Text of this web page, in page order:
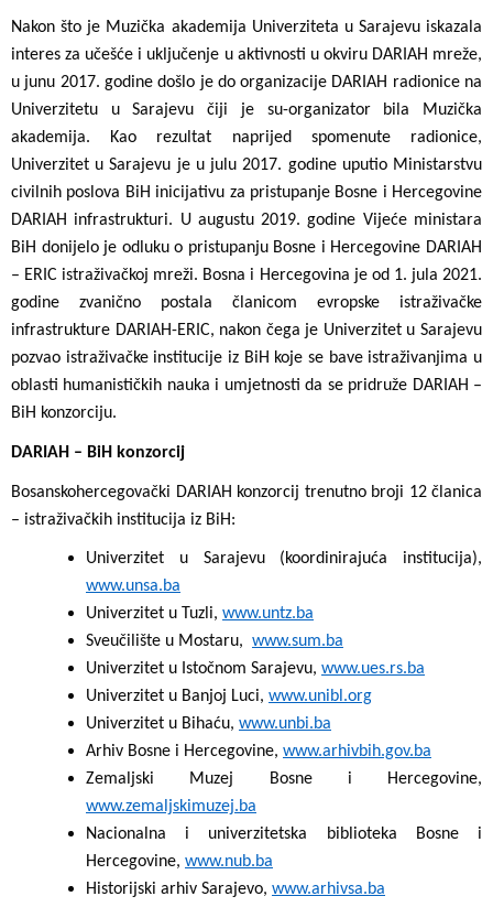
Nakon što je Muzička akademija Univerziteta u Sarajevu iskazala
interes za učešće i uključenje u aktivnosti u okviru DARIAH mreže,
u junu 2017. godine došlo je do organizacije DARIAH radionice na
Univerzitetu u Sarajevu čiji je su-organizator bila Muzička
akademija. Kao rezultat naprijed spomenute radionice,
Univerzitet u Sarajevu je u julu 2017. godine uputio Ministarstvu
civilnih poslova BiH inicijativu za pristupanje Bosne i Hercegovine
DARIAH infrastrukturi. U augustu 2019. godine Vijeće ministara
BiH donijelo je odluku o pristupanju Bosne i Hercegovine DARIAH
– ERIC istraživačkoj mreži. Bosna i Hercegovina je od 1. jula 2021.
godine zvanično postala članicom evropske istraživačke
infrastrukture DARIAH-ERIC, nakon čega je Univerzitet u Sarajevu
pozvao istraživačke institucije iz BiH koje se bave istraživanjima u
oblasti humanističkih nauka i umjetnosti da se pridruže DARIAH –
BiH konzorciju.
DARIAH – BiH konzorcij
Bosanskohercegovački DARIAH konzorcij trenutno broji 12 članica
– istraživačkih institucija iz BiH:
Univerzitet u Sarajevu (koordinirajuća institucija),
www.unsa.ba
Univerzitet u Tuzli, www.untz.ba
Sveučilište u Mostaru, www.sum.ba
Univerzitet u Istočnom Sarajevu, www.ues.rs.ba
Univerzitet u Banjoj Luci, www.unibl.org
Univerzitet u Bihaću, www.unbi.ba
Arhiv Bosne i Hercegovine, www.arhivbih.gov.ba
Zemaljski Muzej Bosne i Hercegovine,
www.zemaljskimuzej.ba
Nacionalna i univerzitetska biblioteka Bosne i
Hercegovine, www.nub.ba
Historijski arhiv Sarajevo, www.arhivsa.ba